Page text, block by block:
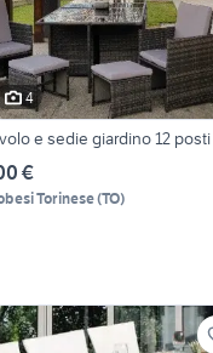
4
e sedie giardino 12 posti
€
Torinese(TO)